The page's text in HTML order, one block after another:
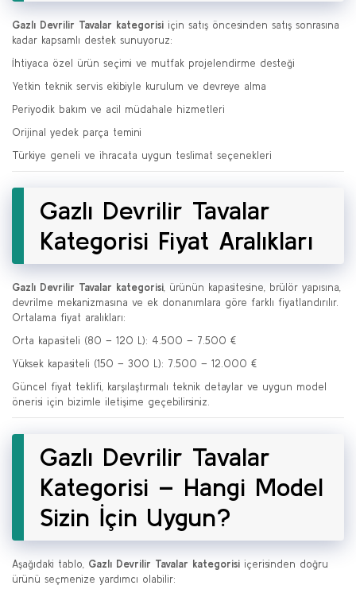
Gazlı Devrilir Tavalar kategorisi için satış öncesinden satış sonrasına
kadar kapsamlı destek sunuyoruz:
İhtiyaca özel ürün seçimi ve mutfak projelendirme desteği
Yetkin teknik servis ekibiyle kurulum ve devreye alma
Periyodik bakım ve acil müdahale hizmetleri
Orijinal yedek parça temini
Türkiye geneli ve ihracata uygun teslimat seçenekleri
Gazlı Devrilir Tavalar
Kategorisi Fiyat Aralıkları
Gazlı Devrilir Tavalar kategorisi, ürünün kapasitesine, brülör yapısına,
devrilme mekanizmasına ve ek donanımlara göre farklı fiyatlandırılır.
Ortalama fiyat aralıkları:
Orta kapasiteli (80 – 120 L): 4.500 – 7.500 €
Yüksek kapasiteli (150 – 300 L): 7.500 – 12.000 €
Güncel fiyat teklifi, karşılaştırmalı teknik detaylar ve uygun model
önerisi için bizimle iletişime geçebilirsiniz.
Gazlı Devrilir Tavalar
Kategorisi – Hangi Model
Sizin İçin Uygun?
Aşağıdaki tablo, Gazlı Devrilir Tavalar kategorisi içerisinden doğru
ürünü seçmenize yardımcı olabilir: